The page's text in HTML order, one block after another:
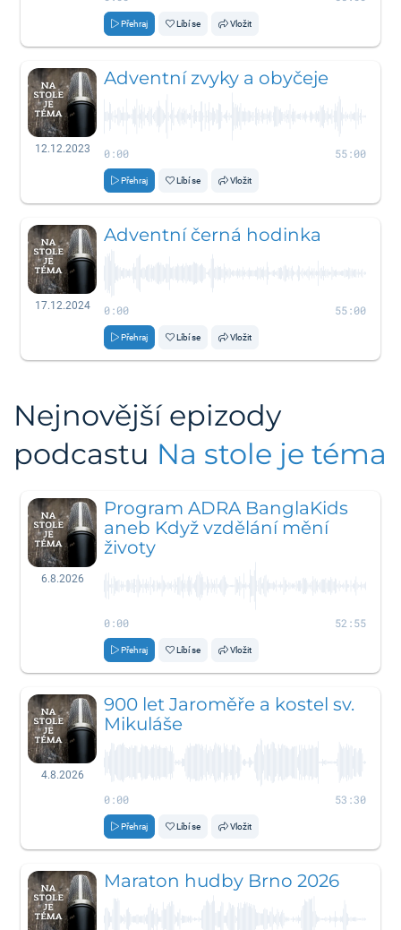
Přehraj Líbí se Vložit
12.12.2023
Adventní zvyky a obyčeje
0:00 55:00
Přehraj Líbí se Vložit
17.12.2024
Adventní černá hodinka
0:00 55:00
Přehraj Líbí se Vložit
Nejnovější epizody
podcastu Na stole je téma
6.8.2026
Program ADRA BanglaKids
aneb Když vzdělání mění
životy
0:00 52:55
Přehraj Líbí se Vložit
4.8.2026
900 let Jaroměře a kostel sv.
Mikuláše
0:00 53:30
Přehraj Líbí se Vložit
Maraton hudby Brno 2026